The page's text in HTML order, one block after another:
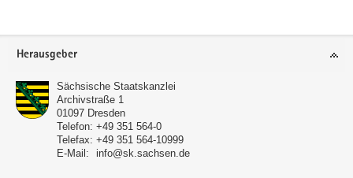
Footer-
Herausgeber
Sächsische Staatskanzlei
Archivstraße 1
01097 Dresden
Telefon: +49 351 564-0
Telefax: +49 351 564-10999
E-Mail:
info@sk.sachsen.de